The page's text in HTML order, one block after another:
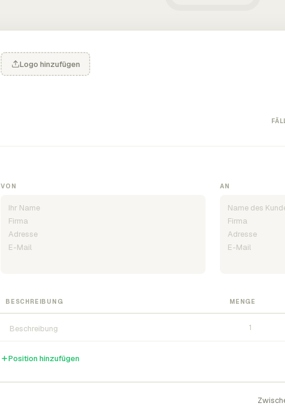
Logo hinzufügen
VON AN
BESCHREIBUNG MENGE
Position hinzufügen